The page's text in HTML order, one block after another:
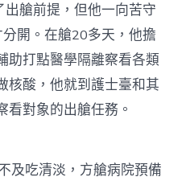
艙前提，但他一向苦守
開。在艙20多天，他擔
助打點醫學隔離察看各類
核酸，他就到護士臺和其
看對象的出艙任務。
吃清淡，方艙病院預備